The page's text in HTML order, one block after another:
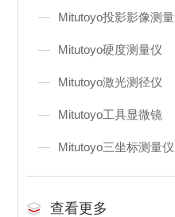
Mitutoyo投影影像测量
Mitutoyo硬度测量仪
Mitutoyo激光测径仪
Mitutoyo工具显微镜
Mitutoyo三坐标测量仪
查看更多